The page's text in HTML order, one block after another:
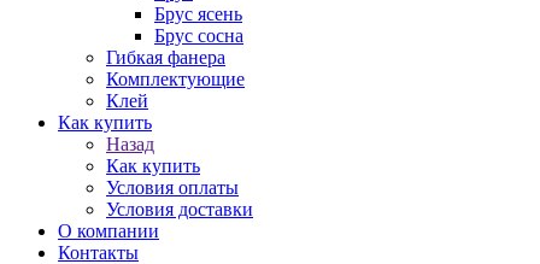
Брус ясень
Брус сосна
Гибкая фанера
Комплектующие
Клей
Как купить
Назад
Как купить
Условия оплаты
Условия доставки
О компании
Контакты